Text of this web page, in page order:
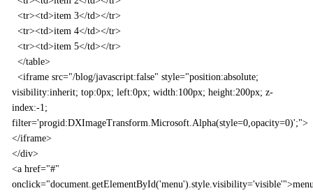
<tr><td>item 3</td></tr>
<tr><td>item 4</td></tr>
<tr><td>item 5</td></tr>
</table>
<iframe src="/blog/javascript:false" style="position:absolute;
visibility:inherit; top:0px; left:0px; width:100px; height:200px; z-
index:-1;
filter='progid:DXImageTransform.Microsoft.Alpha(style=0,opacity=0)';">
</iframe>
</div>
<a href="#"